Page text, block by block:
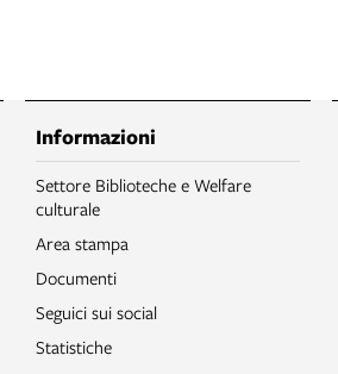
Informazioni
Settore Biblioteche e Welfare
culturale
Area stampa
Documenti
Seguici sui social
Statistiche